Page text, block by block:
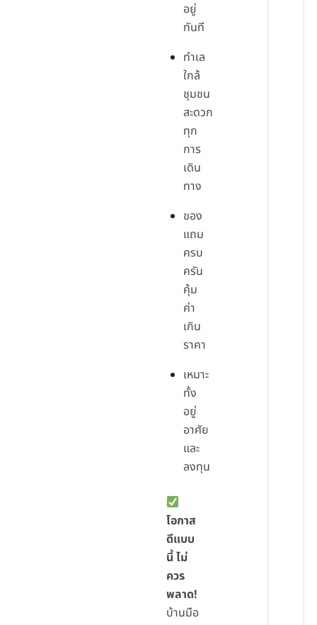
อยู่
ทันที
ทำเล
ใกล้
ชุมชน
สะดวก
ทุก
การ
เดิน
ทาง
ของ
แถม
ครบ
ครัน
คุ้ม
ค่า
เกิน
ราคา
เหมาะ
ทั้ง
อยู่
อาศัย
และ
ลงทุน
โอกาส
ดีแบบ
นี้ ไม่
ควร
พลาด!
บ้านมือ